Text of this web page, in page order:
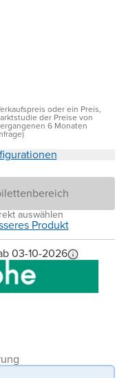
oder ein Preis,
der Preise von
6 Monaten
auswählen
Produkt
03-10-2026